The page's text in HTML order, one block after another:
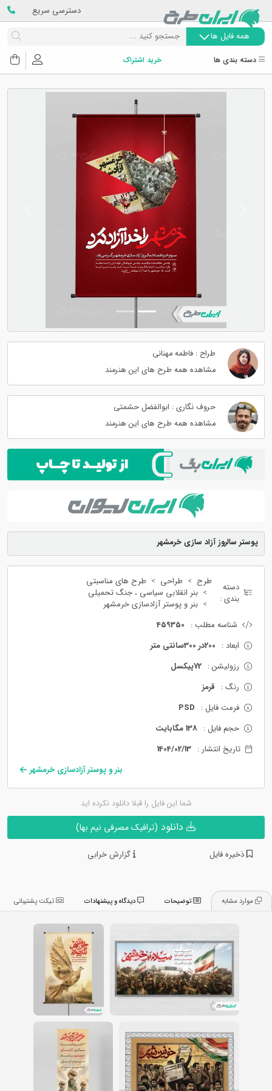
دسترسی سریع
همه فایل ها
دسته بندی ها خرید اشتراک
پوستر سالروز آزاد سازی خرمشهر
دسته
بندی :
طرح طراحی
طرح های مناسبتی
بنر انقلابی سیاسی ، جنگ تحمیلی
بنر و پوستر آزادسازی خرمشهر
شناسه مطلب : 459350
ابعاد : 200در 300سانتی متر
رزولیشن : 72پیکسل
رنگ : قرمز
فرمت فایل : PSD
حجم فایل : 138 مگابایت
تاریخ انتشار : 1404/02/13
بنر و پوستر آزادسازی خرمشهر
شما این فایل را قبلا دانلود نکرده اید
(ترافیک مصرفی نیم بها)
ذخیره فایل گزارش خرابی
طراح : فاطمه مهنانی
مشاهده همه طرح های این هنرمند
حروف نگاری : ابوالفضل حشمتی
مشاهده همه طرح های این هنرمند
توضیحات تیکت پشتیبانی